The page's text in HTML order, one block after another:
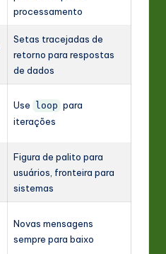
processamento
Setas tracejadas de
retorno para respostas
de dados
Use loop para
iterações
Figura de palito para
usuários, fronteira para
sistemas
Novas mensagens
sempre para baixo